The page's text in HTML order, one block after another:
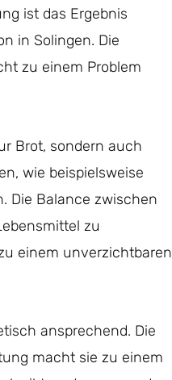
ist das Ergebnis
in Solingen. Die
zu einem Problem
Brot, sondern auch
wie beispielsweise
Die Balance zwischen
zu
einem unverzichtbaren
ansprechend. Die
macht sie zu einem